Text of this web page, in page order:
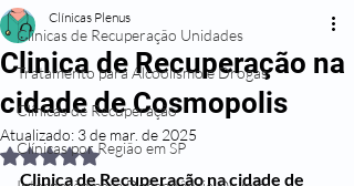
Clinicas de Recuperação Unidades
Tratamento para Alcoolismo e Drogas
Clínicas de Recuperação
Clínicas por Região em SP
Clinica de Recuperação na
cidade de Cosmopolis
Clínicas Plenus
Atualizado: 3 de mar. de 2025
Avaliado com NaN de 5 estrelas.
Clinica de Recuperação na cidade de